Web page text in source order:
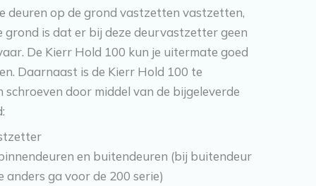
deuren op de grond vastzetten vastzetten,
grond is dat er bij deze deurvastzetter geen
De Kierr Hold 100 kun je uitermate goed
Daarnaast is de Kierr Hold 100 te
door middel van de bijgeleverde
en buitendeuren (bij buitendeur
anders ga voor de 200 serie)